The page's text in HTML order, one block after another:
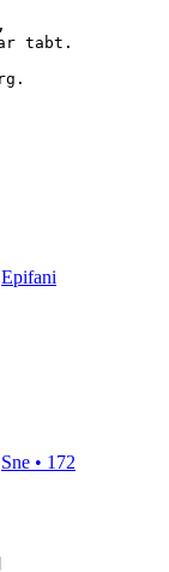
Epifani
Sne • 172